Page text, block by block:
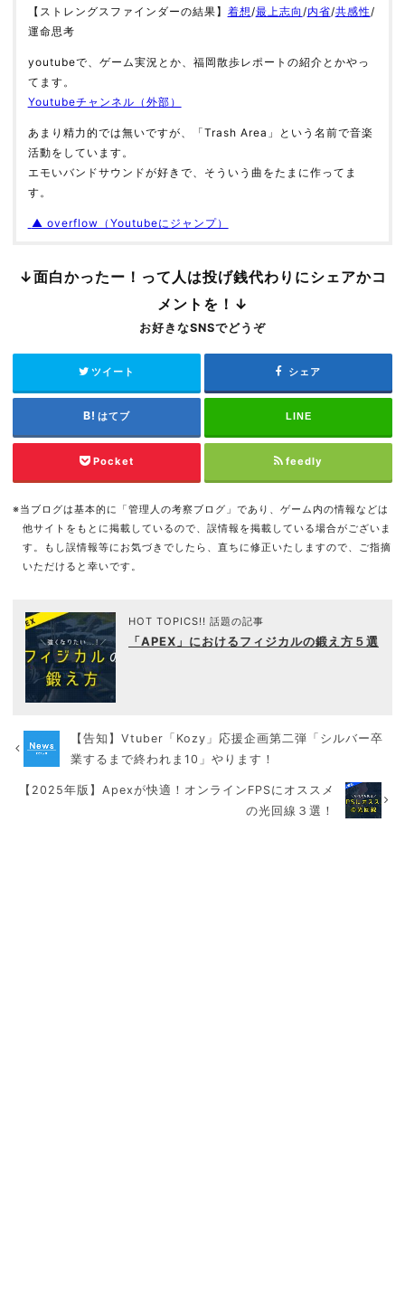
【ストレングスファインダーの結果】 着想/最上志向 /内省/共感性/
運命思考
youtubeで、ゲーム実況とか、福岡散歩レポートの紹介とかやっ
てます。
Youtubeチャンネル（外部）
あまり精力的では無いですが、「Trash Area」という名前で音楽
活動をしています。
エモいバンドサウンドが好きで、そういう曲をたまに作ってま
す。
▲ overflow（Youtubeにジャンプ）
↓面白かったー！って人は投げ銭代わりにシェアかコ
メントを！↓
お好きなSNSでどうぞ
ツイート シェア
はてブ LINE
Pocket feedly
※当ブログは基本的に「管理人の考察ブログ」であり、ゲーム内の情報などは
他サイトをもとに掲載しているので、誤情報を掲載している場合がございま
す。もし誤情報等にお気づきでしたら、直ちに修正いたしますので、ご指摘
いただけると幸いです。
HOT TOPICS!! 話題の記事
「APEX」におけるフィジカルの鍛え方５選
【告知】Vtuber「Kozy」応援企画第二弾「シルバー卒
業するまで終われま10」やります！
【2025年版】Apexが快適！オンラインFPSにオススメ
の光回線３選！